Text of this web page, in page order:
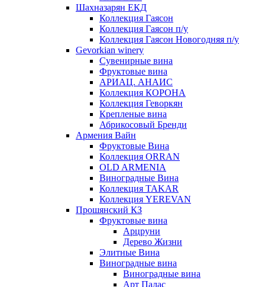
Шахназарян ЕКД
Коллекция Гаясон
Коллекция Гаясон п/у
Коллекция Гаясон Новогодняя п/у
Gevorkian winery
Сувенирные вина
Фруктовые вина
АРИАЦ. АНАИС
Коллекция КОРОНА
Коллекция Геворкян
Крепленые вина
Абрикосовый Бренди
Армения Вайн
Фруктовые Вина
Коллекция ORRAN
OLD ARMENIA
Виноградные Вина
Коллекция TAKAR
Коллекция YEREVAN
Прошянский КЗ
Фруктовые вина
Арцруни
Дерево Жизни
Элитные Вина
Виноградные вина
Виноградные вина
Арт Палас